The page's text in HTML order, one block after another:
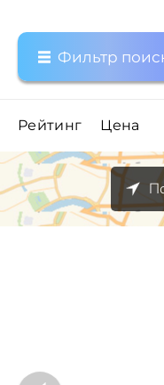
Фильтр
Рейтинг Цена